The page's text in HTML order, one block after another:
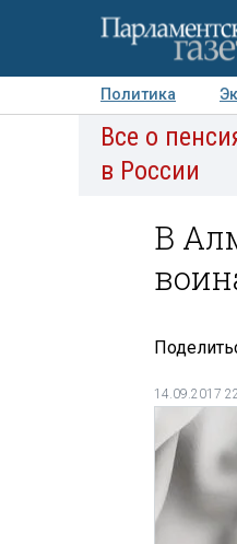
Политика
Авторы
Все о
в России
В
14.09.2017